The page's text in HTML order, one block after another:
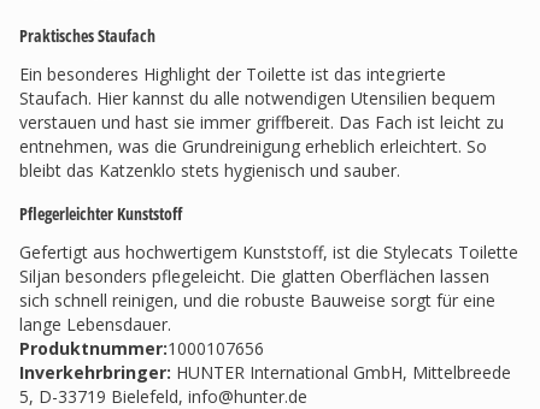
Praktisches Staufach
Ein besonderes Highlight der Toilette ist das integrierte
Staufach. Hier kannst du alle notwendigen Utensilien bequem
verstauen und hast sie immer griffbereit. Das Fach ist leicht zu
entnehmen, was die Grundreinigung erheblich erleichtert. So
bleibt das Katzenklo stets hygienisch und sauber.
Pflegerleichter Kunststoff
Gefertigt aus hochwertigem Kunststoff, ist die Stylecats Toilette
Siljan besonders pflegeleicht. Die glatten Oberflächen lassen
sich schnell reinigen, und die robuste Bauweise sorgt für eine
lange Lebensdauer.
Produktnummer:1000107656
Inverkehrbringer: HUNTER International GmbH, Mittelbreede
5, D-33719 Bielefeld, info@hunter.de